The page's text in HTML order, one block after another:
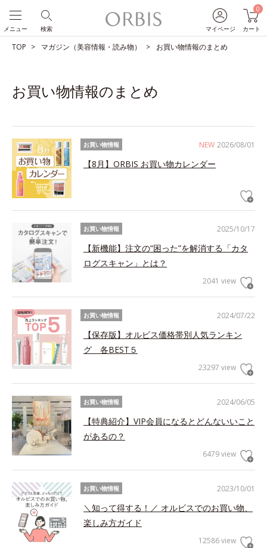
マイページ
0
カート
検索
メニュー
TOP マガジン（美容情報・読み物） お買い物情報のまとめ
お買い物情報のまとめ
NEW 2026/08/01
お買い物情報
【8月】ORBIS お買い物カレンダー
2025/10/17
お買い物情報
【新機能】注文の“困った”を解消する「カタ
ログスキャン」とは？
2041 view
2024/07/22
お買い物情報
【保存版】オルビス価格帯別人気ランキン
グ 各BEST５
23297 view
2024/06/05
お買い物情報
【特典紹介】VIP会員になるとどんないいこと
があるの？
6479 view
2023/10/01
お買い物情報
＼知って得する！／ オルビスでのお買い物、
楽しみ方ガイド
12586 view